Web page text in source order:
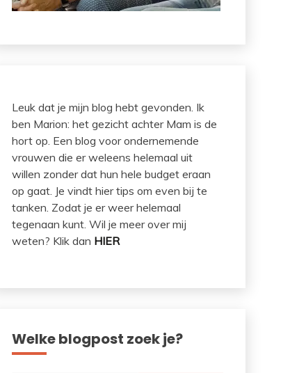
Leuk dat je mijn blog hebt gevonden. Ik
ben Marion: het gezicht achter Mam is de
hort op. Een blog voor ondernemende
vrouwen die er weleens helemaal uit
willen zonder dat hun hele budget eraan
op gaat. Je vindt hier tips om even bij te
tanken. Zodat je er weer helemaal
tegenaan kunt. Wil je meer over mij
weten? Klik dan HIER
Welke blogpost zoek je?